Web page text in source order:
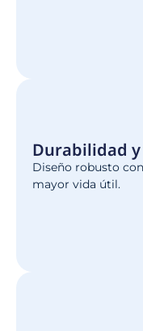
Durabilidad
Diseño robusto
mayor vida útil.